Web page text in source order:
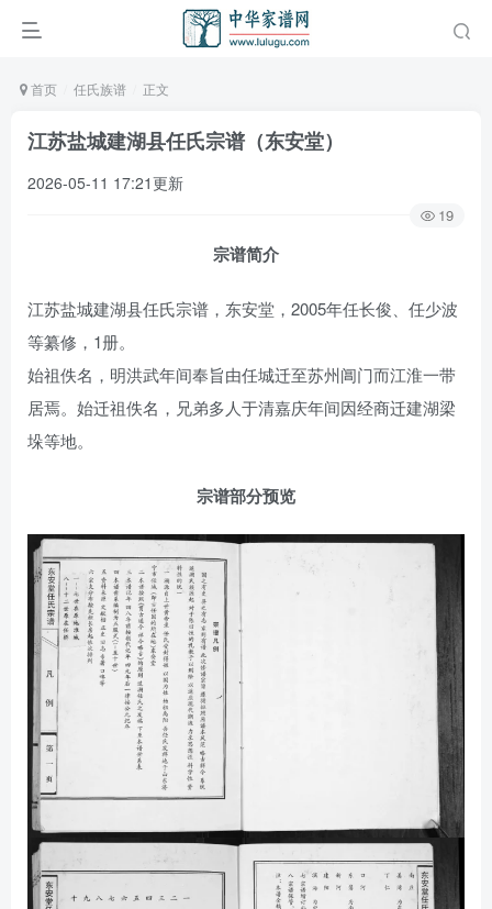
首页 任氏族谱 正文
江苏盐城建湖县任氏宗谱（东安堂）
2026-05-11 17:21更新
19
宗谱简介
江苏盐城建湖县任氏宗谱，东安堂，2005年任长俊、任少波
等纂修，1册。
始祖佚名，明洪武年间奉旨由任城迁至苏州阊门而江淮一带
居焉。始迁祖佚名，兄弟多人于清嘉庆年间因经商迁建湖梁
垛等地。
宗谱部分预览